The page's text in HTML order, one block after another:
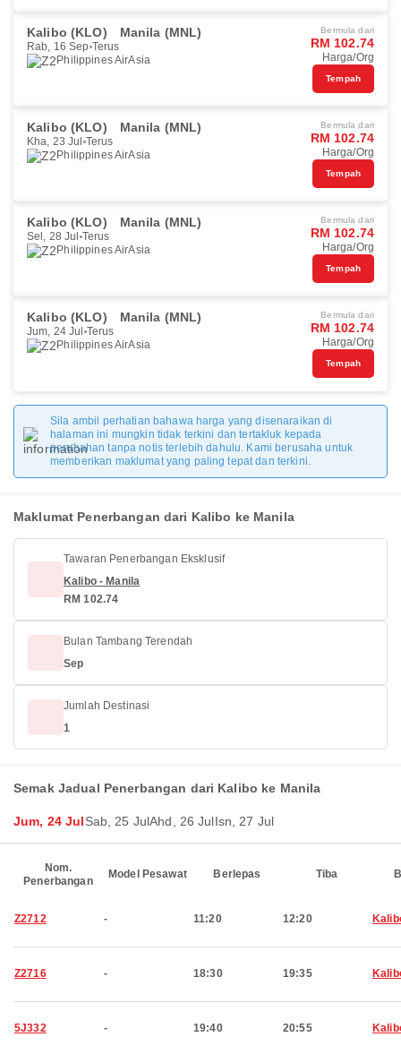
Kalibo (KLO) Manila (MNL)
Rab, 16 Sep Terus
Philippines AirAsia
Bermula dari
RM 102.74
Harga/Org
Tempah
Kalibo (KLO) Manila (MNL)
Kha, 23 Jul Terus
Philippines AirAsia
Bermula dari
RM 102.74
Harga/Org
Tempah
Kalibo (KLO) Manila (MNL)
Sel, 28 Jul Terus
Philippines AirAsia
Bermula dari
RM 102.74
Harga/Org
Tempah
Kalibo (KLO) Manila (MNL)
Jum, 24 Jul Terus
Philippines AirAsia
Bermula dari
RM 102.74
Harga/Org
Tempah
Sila ambil perhatian bahawa harga yang disenaraikan di
halaman ini mungkin tidak terkini dan tertakluk kepada
perubahan tanpa notis terlebih dahulu. Kami berusaha untuk
memberikan maklumat yang paling tepat dan terkini.
Maklumat Penerbangan dari Kalibo ke Manila
Tawaran Penerbangan Eksklusif
Kalibo - Manila
RM 102.74
Bulan Tambang Terendah
Sep
Jumlah Destinasi
1
Semak Jadual Penerbangan dari Kalibo ke Manila
Jum, 24 JulSab, 25 JulAhd, 26 JulIsn, 27 Jul
Nom.
Penerbangan
Model Pesawat Berlepas Tiba
Z2712 - 11:20 12:20
Z2716 - 18:30 19:35
5J332 - 19:40 20:55